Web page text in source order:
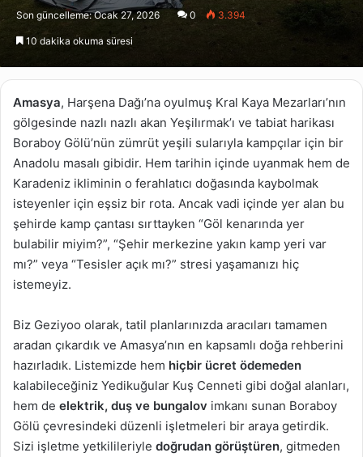
one-
göndermek
Son güncelleme: Ocak 27, 2026 0 3.394
10 dakika okuma süresi
Amasya, Harşena Dağı’na oyulmuş Kral Kaya Mezarları’nın
gölgesinde nazlı nazlı akan Yeşilırmak’ı ve tabiat harikası
Boraboy Gölü’nün zümrüt yeşili sularıyla kampçılar için bir
Anadolu masalı gibidir. Hem tarihin içinde uyanmak hem de
Karadeniz ikliminin o ferahlatıcı doğasında kaybolmak
isteyenler için eşsiz bir rota. Ancak vadi içinde yer alan bu
şehirde kamp çantası sırttayken “Göl kenarında yer
bulabilir miyim?”, “Şehir merkezine yakın kamp yeri var
mı?” veya “Tesisler açık mı?” stresi yaşamanızı hiç
istemeyiz.
Biz Geziyoo olarak, tatil planlarınızda aracıları tamamen
aradan çıkardık ve Amasya’nın en kapsamlı doğa rehberini
hazırladık. Listemizde hem hiçbir ücret ödemeden
kalabileceğiniz Yedikuğular Kuş Cenneti gibi doğal alanları,
hem de elektrik, duş ve bungalov imkanı sunan Boraboy
Gölü çevresindeki düzenli işletmeleri bir araya getirdik.
Sizi işletme yetkilileriyle doğrudan görüştüren, gitmeden